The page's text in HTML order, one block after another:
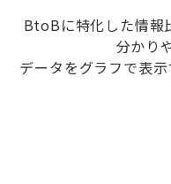
BtoBに特化した情報
分かり
データをグラフで表